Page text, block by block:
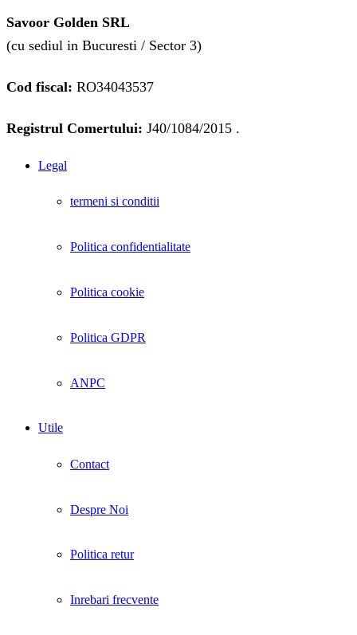
Savoor Golden SRL
(cu sediul in Bucuresti / Sector 3)
Cod fiscal: RO34043537
Registrul Comertului: J40/1084/2015 .
Legal
termeni si conditii
Politica confidentialitate
Politica cookie
Politica GDPR
ANPC
Utile
Contact
Despre Noi
Politica retur
Inrebari frecvente